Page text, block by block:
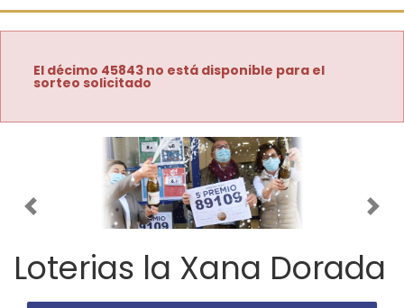
El décimo 45843 no está disponible para el
sorteo solicitado
Imagen anterior
Loterias la Xana Dorada